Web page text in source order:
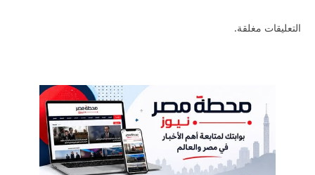
التعليقات مغلقة.